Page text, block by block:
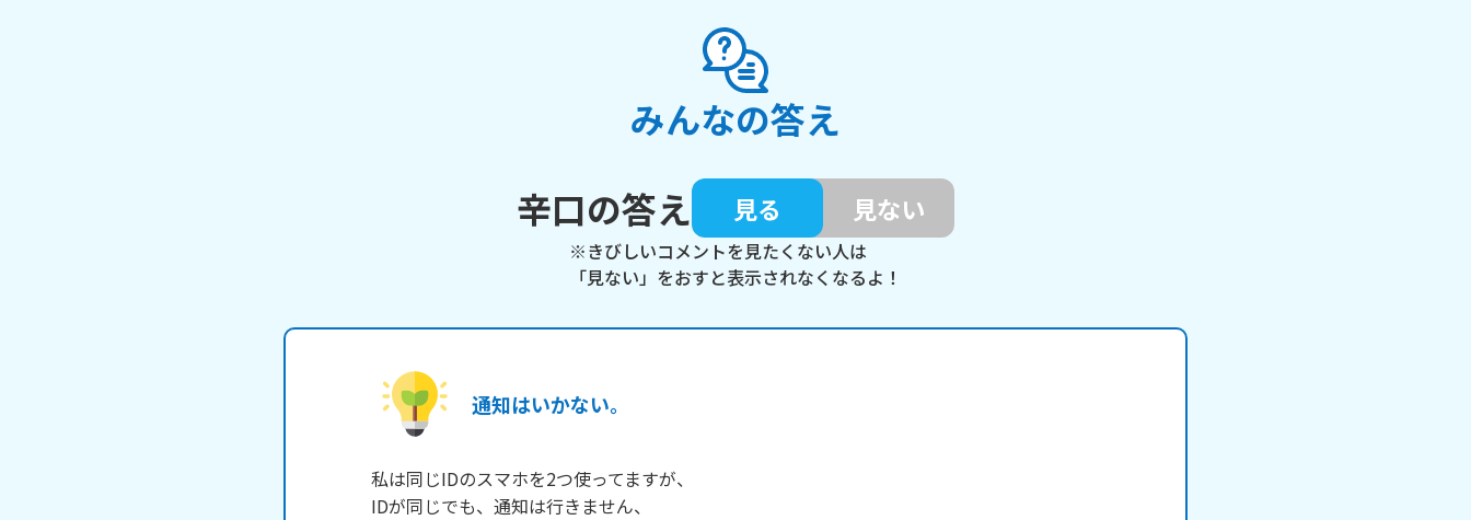
みんなの答え
辛口の答え
見る 見ない
※きびしいコメントを見たくない人は
「見ない」をおすと表示されなくなるよ！
通知はいかない。
私は同じIDのスマホを2つ使ってますが、
IDが同じでも、通知は行きません、